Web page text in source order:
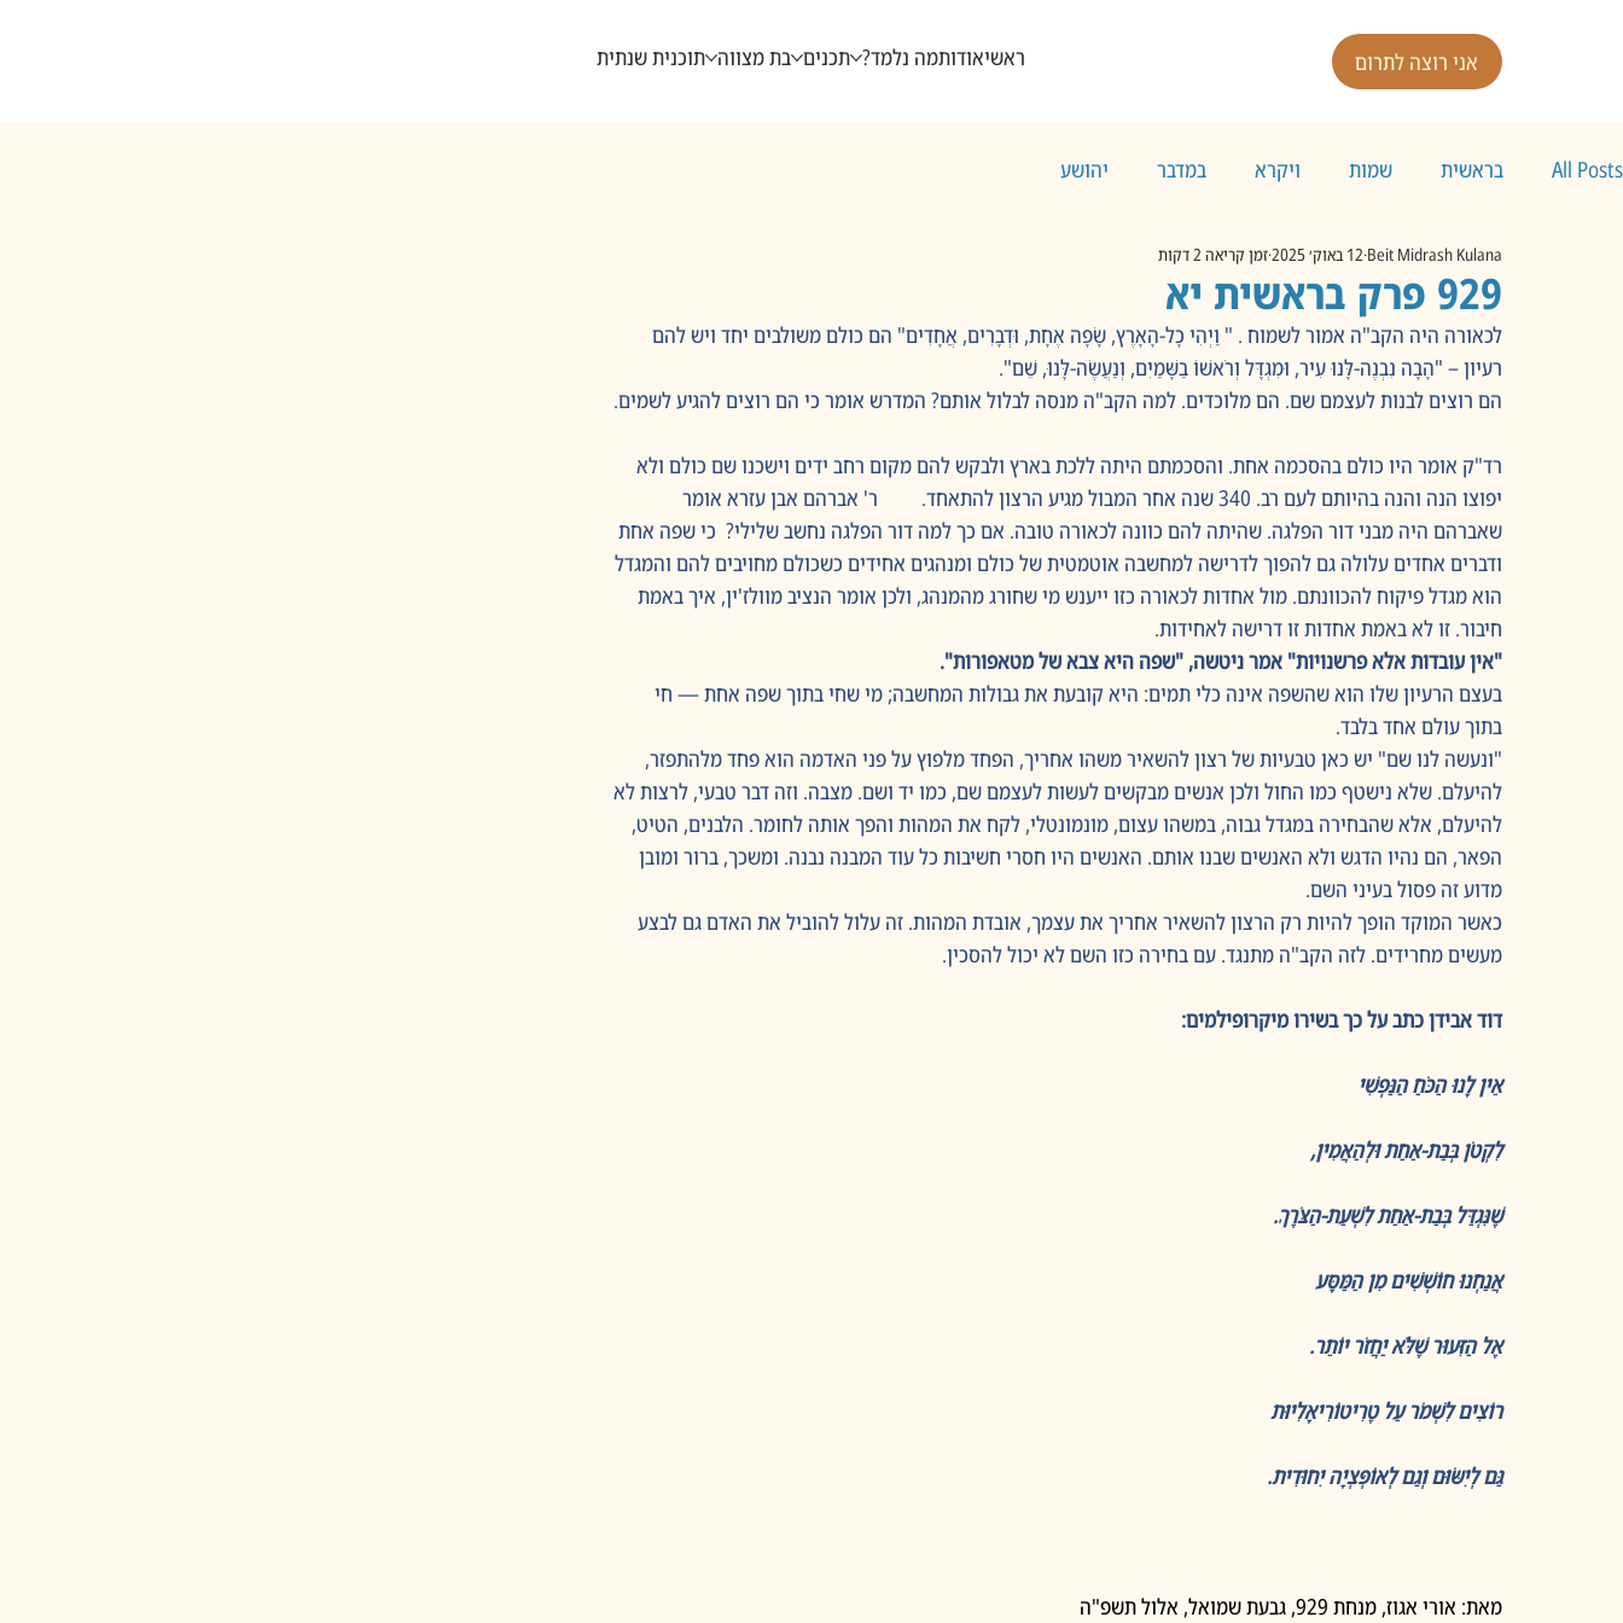
ראשיאודותמה נלמד? תכנים בת מצווה תוכנית שנתית אני רוצה לתרום
All Posts בראשית שמות ויקרא במדבר יהושע
929 פרק בראשית יא
Beit Midrash Kulana 12 באוק׳ 2025 זמן קריאה 2 דקות
לכאורה היה הקב"ה אמור לשמוח . " וַיְהִי כָל-הָאָרֶץ, שָׂפָה אֶחָת, וּדְבָרִים, אֲחָדִים" הם כולם משולבים יחד ויש להם
רעיון – "הָבָה נִבְנֶה-לָּנוּ עִיר, וּמִגְדָּל וְרֹאשׁוֹ בַשָּׁמַיִם, וְנַעֲשֶׂה-לָּנוּ, שֵׁם".
הם רוצים לבנות לעצמם שם. הם מלוכדים. למה הקב"ה מנסה לבלול אותם? המדרש אומר כי הם רוצים להגיע לשמים.
רד"ק אומר היו כולם בהסכמה אחת. והסכמתם היתה ללכת בארץ ולבקש להם מקום רחב ידים וישכנו שם כולם ולא
יפוצו הנה והנה בהיותם לעם רב. 340 שנה אחר המבול מגיע הרצון להתאחד.         ר' אברהם אבן עזרא אומר
שאברהם היה מבני דור הפלגה. שהיתה להם כוונה לכאורה טובה. אם כך למה דור הפלגה נחשב שלילי?  כי שפה אחת
ודברים אחדים עלולה גם להפוך לדרישה למחשבה אוטמטית של כולם ומנהגים אחידים כשכולם מחויבים להם והמגדל
הוא מגדל פיקוח להכוונתם. מול אחדות לכאורה כזו ייענש מי שחורג מהמנהג, ולכן אומר הנציב מוולז'ין, איך באמת
חיבור. זו לא באמת אחדות זו דרישה לאחידות.
"אין עובדות אלא פרשנויות" אמר ניטשה, "שפה היא צבא של מטאפורות".
בעצם הרעיון שלו הוא שהשפה אינה כלי תמים: היא קובעת את גבולות המחשבה; מי שחי בתוך שפה אחת — חי
בתוך עולם אחד בלבד.
"ונעשה לנו שם" יש כאן טבעיות של רצון להשאיר משהו אחריך, הפחד מלפוץ על פני האדמה הוא פחד מלהתפזר,
להיעלם. שלא נישטף כמו החול ולכן אנשים מבקשים לעשות לעצמם שם, כמו יד ושם. מצבה. וזה דבר טבעי, לרצות לא
להיעלם, אלא שהבחירה במגדל גבוה, במשהו עצום, מונמונטלי, לקח את המהות והפך אותה לחומר. הלבנים, הטיט,
הפאר, הם נהיו הדגש ולא האנשים שבנו אותם. האנשים היו חסרי חשיבות כל עוד המבנה נבנה. ומשכך, ברור ומובן
מדוע זה פסול בעיני השם.
כאשר המוקד הופך להיות רק הרצון להשאיר אחריך את עצמך, אובדת המהות. זה עלול להוביל את האדם גם לבצע
מעשים מחרידים. לזה הקב"ה מתנגד. עם בחירה כזו השם לא יכול להסכין.
דוד אבידן כתב על כך בשירו מיקרופילמים:
אֵין לָנוּ הַכֹּחַ הַנַּפְשִׁי
לִקְטֹן בְּבַת-אַחַת וּלְהַאֲמִין,
שֶׁנִּגְדַּל בְּבַת-אַחַת לִשְׁעַת-הַצֹּרֶךְ.
אֲנַחְנוּ חוֹשְׁשִׁים מִן הַמַּסָּע
אֶל הַזִּעוּר שֶׁלֹּא יַחֲזֹר יוֹתֵר.
רוֹצִים לִשְׁמֹר עַל טֶרִיטוֹרִיאָלִיוּת
גַּם לְיִשּׂוּם וְגַם לְאוֹפְּצְיָה יִחוּדִית.
מאת: אורי אגוז, מנחת 929, גבעת שמואל, אלול תשפ"ה